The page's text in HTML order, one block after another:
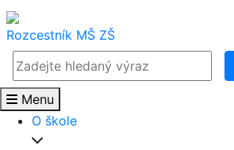
Rozcestník MŠ ZŠ
Menu
O škole